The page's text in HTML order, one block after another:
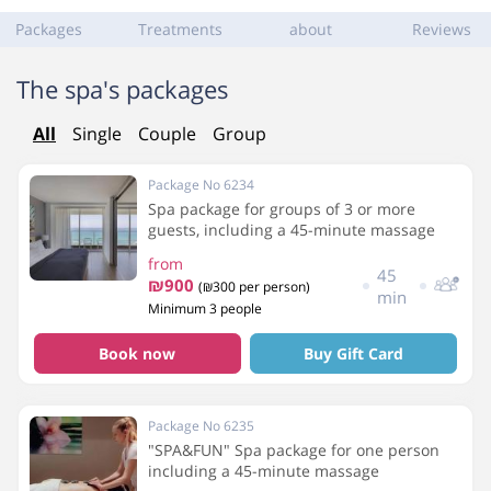
Packages Treatments about Reviews
The spa's packages
All Single Couple Group
Package No 6234
Spa package for groups of 3 or more
guests, including a 45-minute massage
from
₪900(₪300 per person)
Minimum 3 people
45
min
Book now Buy Gift Card
Package No 6235
"SPA&FUN" Spa package for one person
including a 45-minute massage